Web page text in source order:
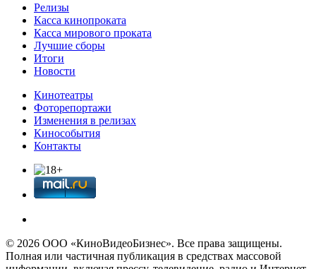
Релизы
Касса кинопроката
Касса мирового проката
Лучшие сборы
Итоги
Новости
Кинотеатры
Фоторепортажи
Изменения в релизах
Кинособытия
Контакты
© 2026 OOО «КиноВидеоБизнес». Все права защищены.
Полная или частичная публикация в средствах массовой